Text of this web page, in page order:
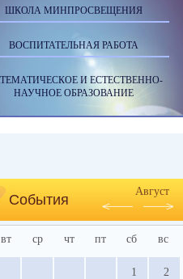
ШКОЛА МИНПРОСВЕЩЕНИЯ
ВОСПИТАТЕЛЬНАЯ РАБОТА
И ЕСТЕСТВЕННО-
НАУЧНОЕ ОБРАЗОВАНИЕ
События
Август
вт ср чт пт сб вс
1 2